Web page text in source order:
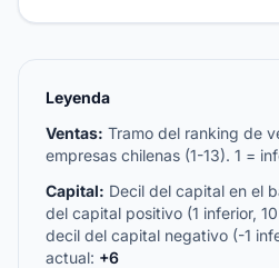
Leyenda
Ventas: Tramo del ranking de
empresas chilenas (1-13). 1 =
Capital: Decil del capital en el
del capital positivo (1 inferior,
decil del capital negativo (-1
actual: +6